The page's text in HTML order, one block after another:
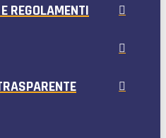
REGOLAMENTI